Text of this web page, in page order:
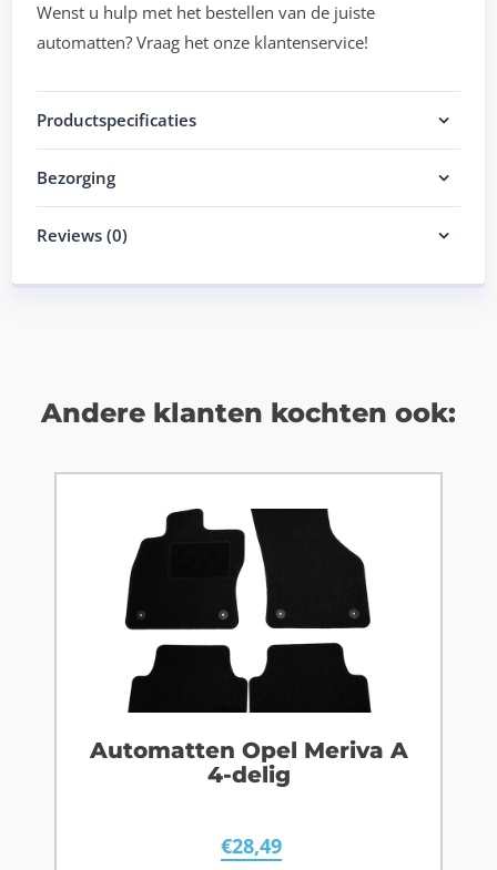
Wenst u hulp met het bestellen van de juiste
automatten? Vraag het onze klantenservice!
Productspecificaties
Bezorging
Reviews (0)
Andere klanten kochten ook:
Automatten Opel Meriva A
4-delig
€28,49